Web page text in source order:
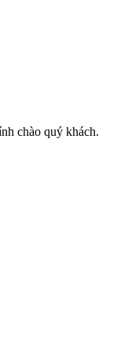
chào quý khách.